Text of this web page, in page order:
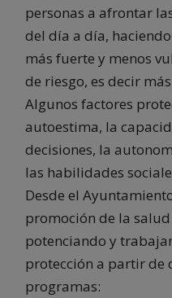
personas a afrontar
del día a día,
más fuerte y menos
de riesgo, es decir más
Algunos factores
autoestima, la
decisiones, la
las habilidades
Desde el
promoción de la
potenciando y
protección a partir de
programas: